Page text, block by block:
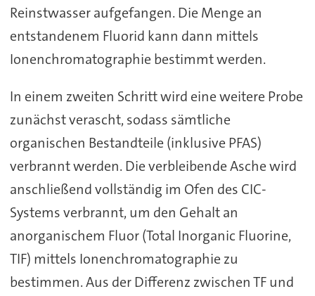
Reinstwasser aufgefangen. Die Menge an
entstandenem Fluorid kann dann mittels
Ionenchromatographie bestimmt werden.
In einem zweiten Schritt wird eine weitere Probe
zunächst verascht, sodass sämtliche
organischen Bestandteile (inklusive PFAS)
verbrannt werden. Die verbleibende Asche wird
anschließend vollständig im Ofen des CIC-
Systems verbrannt, um den Gehalt an
anorganischem Fluor (Total Inorganic Fluorine,
TIF) mittels Ionenchromatographie zu
bestimmen. Aus der Differenz zwischen TF und